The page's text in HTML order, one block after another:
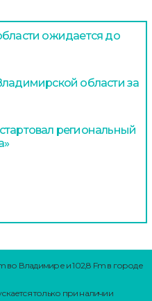
ожидается до
области за
региональный
во Владимире и 102,8 Fm в городе
только при наличии